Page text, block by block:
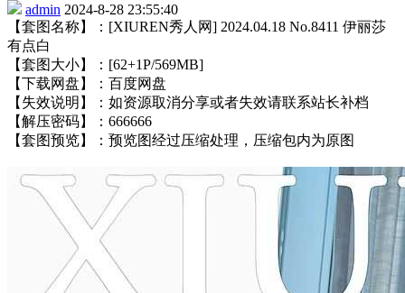
admin 2024-8-28 23:55:40
【套图名称】：[XIUREN秀人网] 2024.04.18 No.8411 伊丽莎
有点白
【套图大小】：[62+1P/569MB]
【下载网盘】：百度网盘
【失效说明】：如资源取消分享或者失效请联系站长补档
【解压密码】：666666
【套图预览】：预览图经过压缩处理，压缩包内为原图